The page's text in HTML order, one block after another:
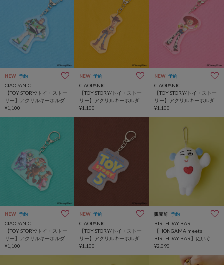
NEW 予約
CIAOPANIC
【TOY STORY/トイ・ストー
リー】アクリルキーホルダ
ー
¥1,100
NEW 予約
CIAOPANIC
【TOY STORY/トイ・ストー
リー】アクリルキーホルダ
ー
¥1,100
NEW 予約
CIAOPANIC
【TOY STORY/トイ・ストー
リー】アクリルキーホルダ
ー
¥1,100
NEW 予約
CIAOPANIC
【TOY STORY/トイ・ストー
リー】アクリルキーホルダ
ー
¥1,100
NEW 予約
CIAOPANIC
【TOY STORY/トイ・ストー
リー】アクリルキーホルダ
ー
¥1,100
販売前 予約
BIRTHDAY BAR
【HONGAMA meets
BIRTHDAY BAR】ぬいぐる
みチャーム
¥2,090